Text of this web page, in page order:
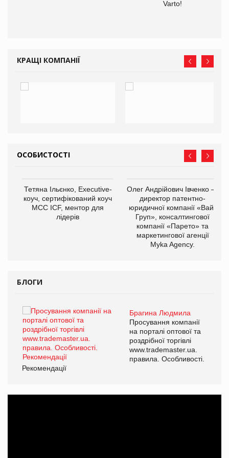
Varto!
КРАЩІ КОМПАНІЇ
ОСОБИСТОСТІ
Тетяна Ільєнко, Executive-
коуч, сертифікований коуч
МСС ICF, ментор для
лідерів
Олег Андрійович Івченко —
директор патентно-
юридичної компанії «Вайз
Груп», консалтингової
компанії «Парето» та
маркетингової агенції
Myka Agency.
БЛОГИ
Брагина Людмила
Просування компанії
на порталі оптової та
роздрібної торгівлі
www.trademaster.ua.
правила. Особливості.
Рекомендації